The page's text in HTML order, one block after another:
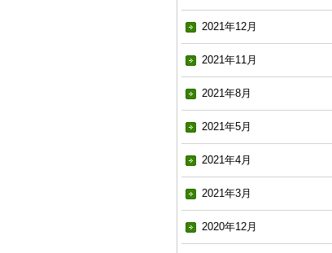
2021年12月
2021年11月
2021年8月
2021年5月
2021年4月
2021年3月
2020年12月